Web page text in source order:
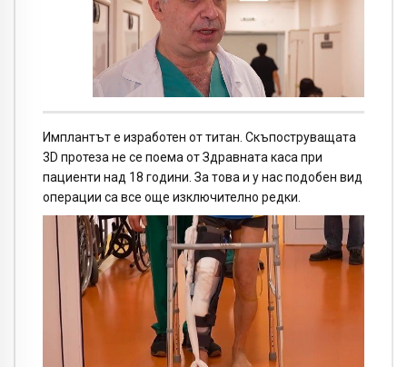
Имплантът е изработен от титан. Скъпоструващата
3D протеза не се поема от Здравната каса при
пациенти над 18 години. За това и у нас подобен вид
операции са все още изключително редки.